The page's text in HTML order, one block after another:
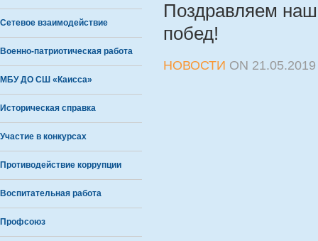
Сетевое взаимодействие
Военно-патриотическая работа
МБУ ДО СШ «Каисса»
Историческая справка
Участие в конкурсах
Противодействие коррупции
Воспитательная работа
Профсоюз
Поздравляем
побед!
НОВОСТИ ON 21.05.2019